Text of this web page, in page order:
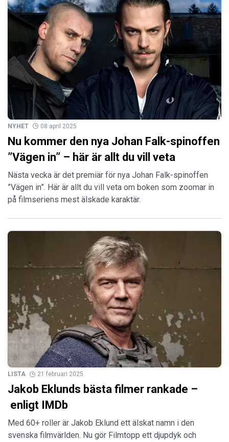
NYHET 08 april 2025
Nu kommer den nya Johan Falk-spinoffen
”Vägen in” – här är allt du vill veta
Nästa vecka är det premiär för nya Johan Falk-spinoffen
”Vägen in”. Här är allt du vill veta om boken som zoomar in
på filmseriens mest älskade karaktär.
LISTA 21 februari 2025
Jakob Eklunds bästa filmer rankade –
enligt IMDb
Med 60+ roller är Jakob Eklund ett älskat namn i den
svenska filmvärlden. Nu gör Filmtopp ett djupdyk och